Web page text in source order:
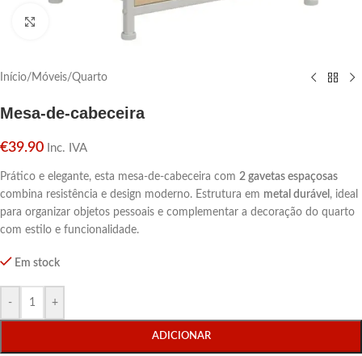
Início/ Móveis/Quarto
Mesa-de-cabeceira
€39.90 Inc. IVA
Prático e elegante, esta mesa-de-cabeceira com 2 gavetas espaçosas
combina resistência e design moderno. Estrutura em metal durável , ideal
para organizar objetos pessoais e complementar a decoração do quarto
com estilo e funcionalidade.
Em stock
- +
ADICIONAR